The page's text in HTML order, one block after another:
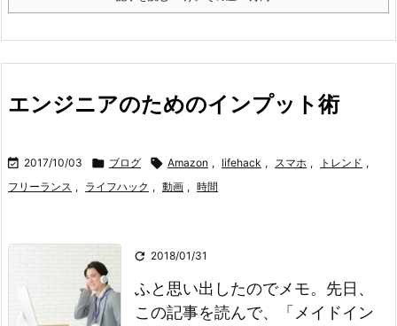
エンジニアのためのインプット術
 2017/10/03  ブログ  Amazon , lifehack , スマホ , トレンド ,
フリーランス , ライフハック , 動画 , 時間
 2018/01/31
ふと思い出したのでメモ。 先日、
この記事を読んで、「メイドイン